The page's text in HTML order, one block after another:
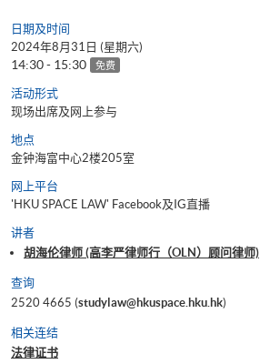
日期及时间
2024年8月31日 (星期六)
14:30 - 15:30 免费
活动形式
现场出席及网上参与
地点
金钟海富中心2楼205室
网上平台
'HKU SPACE LAW' Facebook及IG直播
讲者
胡海伦律师 (高李严律师行（OLN）顾问律师)
查询
2520 4665 (studylaw@hkuspace.hku.hk)
相关连结
法律证书